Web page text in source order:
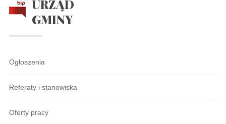
URZĄD
GMINY
Ogłoszenia
Referaty i stanowiska
Oferty pracy